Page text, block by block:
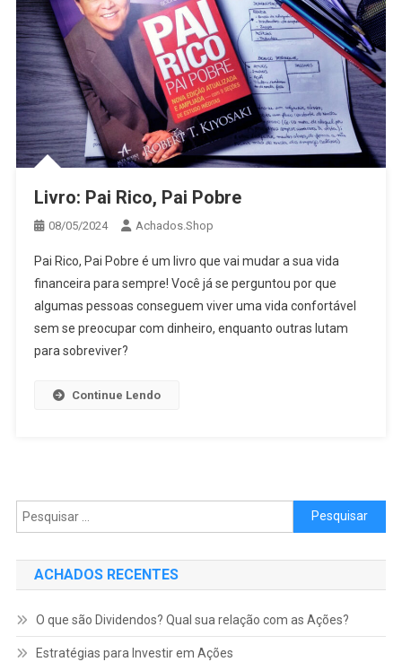
Livro: Pai Rico, Pai Pobre
08/05/2024 Achados.Shop
Pai Rico, Pai Pobre é um livro que vai mudar a sua vida
financeira para sempre! Você já se perguntou por que
algumas pessoas conseguem viver uma vida confortável
sem se preocupar com dinheiro, enquanto outras lutam
para sobreviver?
Continue Lendo
Pesquisar por:
ACHADOS RECENTES
O que são Dividendos? Qual sua relação com as Ações?
Estratégias para Investir em Ações